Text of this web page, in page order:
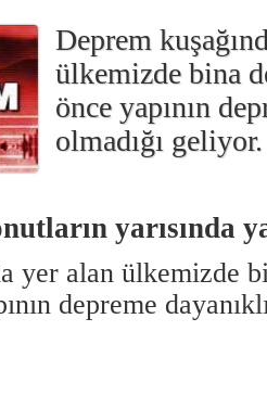
Deprem
ülkemizde bina
önce yapının
olmadığı geliyor.
yarısında
yer alan ülkemizde
depreme